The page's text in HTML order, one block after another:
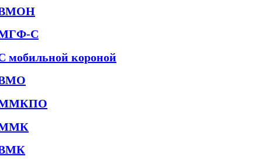
С
мобильной короной